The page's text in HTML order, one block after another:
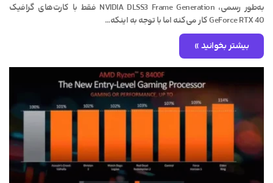
به‌طور رسمی، NVIDIA DLSS3 Frame Generation فقط با کارت‌های گرافیک
GeForce RTX 40 کار می‌کنه اما با توجه به اینکه…
بیشتر بخوانید »